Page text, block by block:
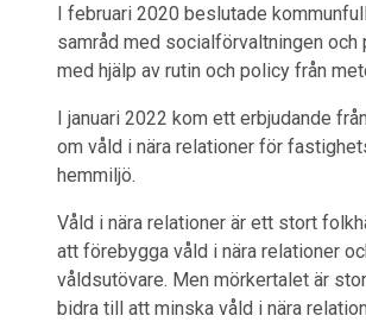
I februari 2020 beslutade
samråd med socialförvaltningen
med hjälp av rutin och policy från
I januari 2022 kom ett erbjudande
om våld i nära relationer för
hemmiljö.
Våld i nära relationer är ett stort
att förebygga våld i nära relationer
våldsutövare. Men mörkertalet är
bidra till att minska våld i nära